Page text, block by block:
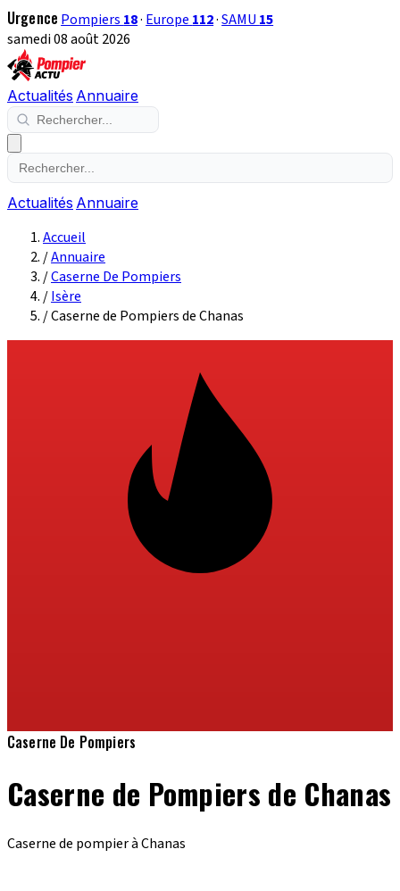
Urgence Pompiers 18· Europe 112·SAMU 15
samedi 08 août 2026
Actualités Annuaire
Actualités Annuaire
Accueil
/Annuaire
/Caserne De Pompiers
/Isère
/Caserne de Pompiers de Chanas
Caserne De Pompiers
Caserne de Pompiers de Chanas
Caserne de pompier à Chanas